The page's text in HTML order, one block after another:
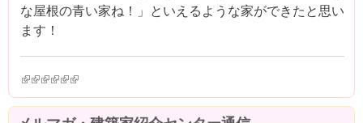
な屋根の青い家ね！」といえるような家ができたと思い
ます！
(link is external)
(link is external)
(link is external)
(link is external)
(link is external)
(link is external)